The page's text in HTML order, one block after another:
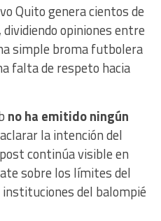
Quito genera cientos de
opiniones entre
simple broma futbolera
falta de respeto hacia
no ha emitido ningún
la intención del
continúa visible en
sobre los límites del
del balompié